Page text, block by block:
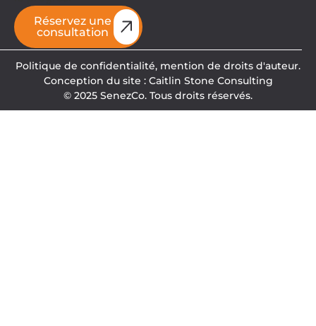
Réservez une
consultation
© 2025 SenezCo. Tous droits réservés.
Politique de confidentialité, mention de droits d'auteur.
Conception du site : Caitlin Stone Consulting